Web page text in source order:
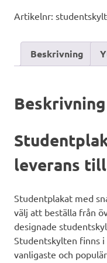
Artikelnr:
Beskrivning
Beskrivning
leverans
Studentplakat med
välj att beställa från
designade
Studentskylten finns
vanligaste och